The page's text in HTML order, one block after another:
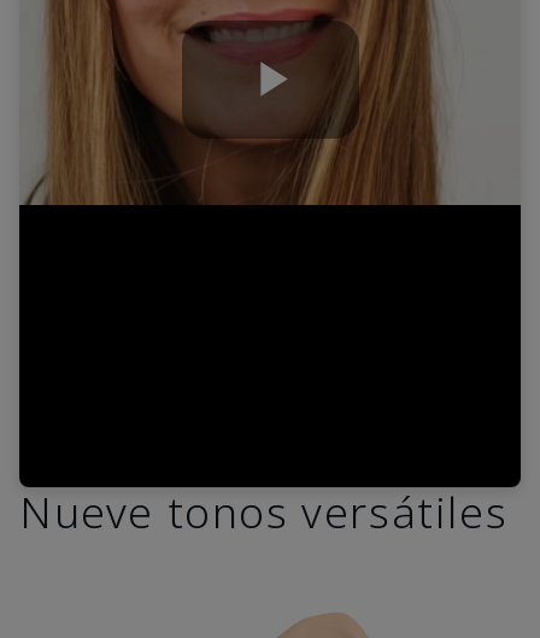
Play
Nueve tonos versátiles